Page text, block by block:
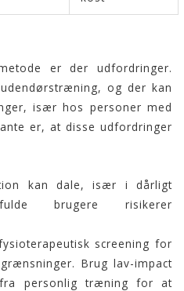
er der udfordringer.
udendørstræning, og der kan
især hos personer med
er, at disse udfordringer
kan dale, især i dårligt
brugere risikerer
screening for
Brug lav-impact
personlig træning for at